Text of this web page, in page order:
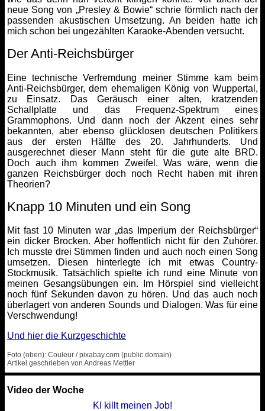
neue Song von „Presley & Bowie“ schrie förmlich nach der
passenden akustischen Umsetzung. An beiden hatte ich
mich schon bei ungezählten Karaoke-Abenden versucht.
Der Anti-Reichsbürger
Eine technische Verfremdung meiner Stimme kam beim
Anti-Reichsbürger, dem ehemaligen König von Wuppertal,
zu Einsatz. Das Geräusch einer alten, kratzenden
Schallplatte und das Frequenz-Spektrum eines
Grammophons. Und dann noch der Akzent eines sehr
bekannten, aber ebenso glücklosen deutschen Politikers
aus der ersten Hälfte des 20. Jahrhunderts. Und
ausgerechnet dieser Mann steht für die gute alte BRD.
Doch auch ihm kommen Zweifel. Was wäre, wenn die
ganzen Reichsbürger doch noch Recht haben mit ihren
Theorien?
Knapp 10 Minuten und ein Song
Mit fast 10 Minuten war „das Imperium der Reichsbürger“
ein dicker Brocken. Aber hoffentlich nicht für den Zuhörer.
Ich musste drei Stimmen finden und auch noch einen Song
umsetzen. Diesen hinterlegte ich mit etwas Country-
Stockmusik. Tatsächlich spielte ich rund eine Minute von
meinen Gesangsübungen ein. Im Hörspiel sind vielleicht
noch fünf Sekunden davon zu hören. Und das auch noch
überlagert von anderen Sounds und Dialogen. Was für eine
Verschwendung!
Und hier die Kurzgeschichte
Foto (oben): Couleur / pixabay.com (public domain)
Artikel geschrieben von Andreas Mettler
Video der Woche
KI killt meinen Job!